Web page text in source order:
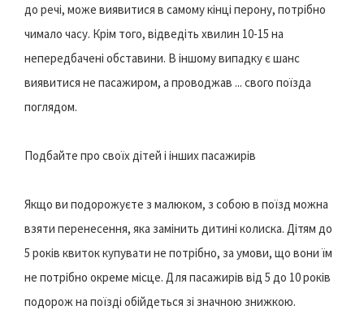
до речі, може виявитися в самому кінці перону, потрібно
чимало часу. Крім того, відведіть хвилин 10-15 на
непередбачені обставини. В іншому випадку є шанс
виявитися не пасажиром, а проводжав ... свого поїзда
поглядом.
Подбайте про своїх дітей і інших пасажирів
Якщо ви подорожуєте з малюком, з собою в поїзд можна
взяти перенесення, яка замінить дитині колиска. Дітям до
5 років квиток купувати не потрібно, за умови, що вони їм
не потрібно окреме місце. Для пасажирів від 5 до 10 років
подорож на поїзді обійдеться зі значною знижкою.